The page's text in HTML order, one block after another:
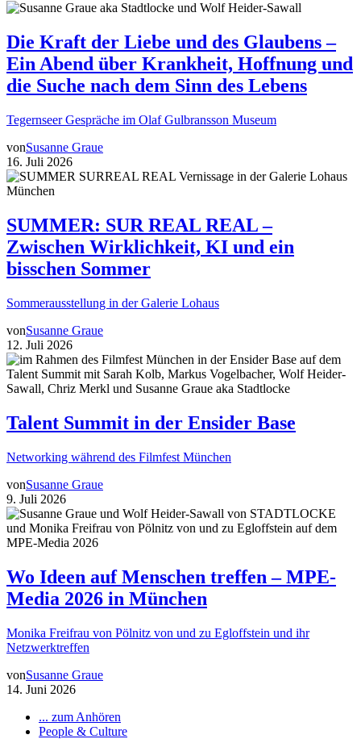
Die Kraft der Liebe und des Glaubens –
Ein Abend über Krankheit, Hoffnung und
die Suche nach dem Sinn des Lebens
Tegernseer Gespräche im Olaf Gulbransson Museum
vonSusanne Graue
16. Juli 2026
SUMMER: SUR REAL REAL –
Zwischen Wirklichkeit, KI und ein
bisschen Sommer
Sommerausstellung in der Galerie Lohaus
vonSusanne Graue
12. Juli 2026
Talent Summit in der Ensider Base
Networking während des Filmfest München
vonSusanne Graue
9. Juli 2026
Wo Ideen auf Menschen treffen – MPE-
Media 2026 in München
Monika Freifrau von Pölnitz von und zu Egloffstein und ihr
Netzwerktreffen
vonSusanne Graue
14. Juni 2026
... zum Anhören
People & Culture